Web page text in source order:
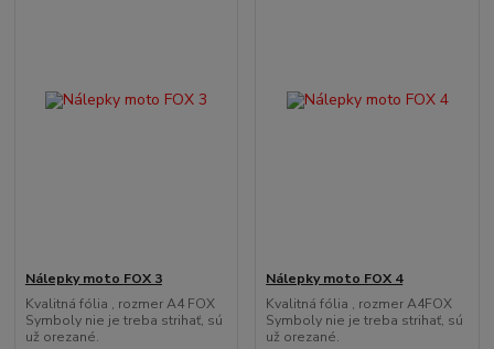
Nálepky moto FOX 3
Kvalitná fólia , rozmer A4 FOX
Symboly nie je treba strihať, sú
už orezané.
Nálepky moto FOX 4
Kvalitná fólia , rozmer A4FOX
Symboly nie je treba strihať, sú
už orezané.